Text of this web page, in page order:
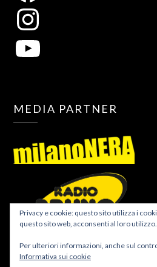
MEDIA PARTNER
Privacy e cookie: questo sito utilizza i
questo sito web, acconsenti al loro utilizzo.
Per ulteriori informazioni, anche sul
Informativa sui cookie